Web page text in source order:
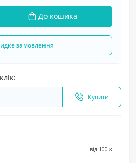
До кошика
замовлення
Купити
від 100 ₴